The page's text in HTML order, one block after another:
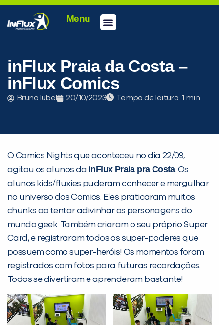
Menu
inFlux Praia da Costa –
inFlux Comics
Bruna Iubel 20/10/2023 Tempo de leitura:
O Comics Nights que aconteceu no dia 22/09,
agitou os alunos da inFlux Praia pra Costa. Os
alunos kids/fluxies puderam conhecer e mergulhar
no universo dos Comics. Eles praticaram muitos
chunks ao tentar adivinhar os personagens do
mundo geek. Também criaram o seu próprio Super
Card, e registraram todos os super-poderes que
possuem como super-heróis! Os momentos foram
registrados com fotos para futuras recordações.
Todos se divertiram e aprenderam bastante!
PEÇA UMA DEMONSTRAÇÃO DE MÉTODO
Desculpe!
Não encontramos nenhuma unidade
inFlux nesta cidade ou bairro que
você digitou.